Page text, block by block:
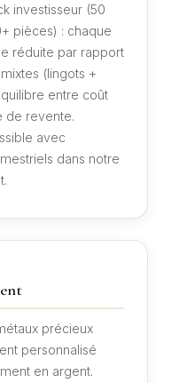
investisseur (50
pièces) : chaque
réduite par rapport
(lingots +
entre coût
de revente.
avec
dans notre
précieux
personnalisé
en argent.